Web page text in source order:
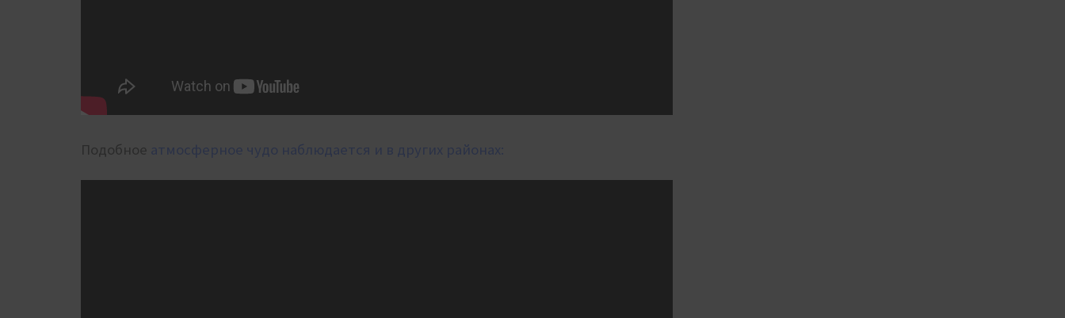
Подобное атмосферное чудо наблюдается и в других районах: